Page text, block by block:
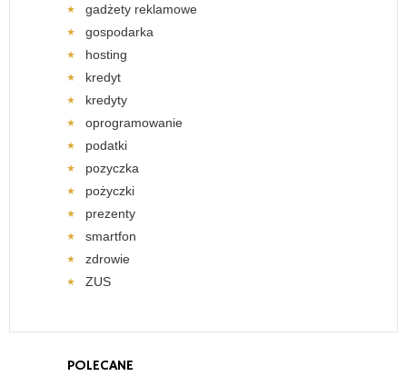
gadżety reklamowe
gospodarka
hosting
kredyt
kredyty
oprogramowanie
podatki
pozyczka
pożyczki
prezenty
smartfon
zdrowie
ZUS
POLECANE